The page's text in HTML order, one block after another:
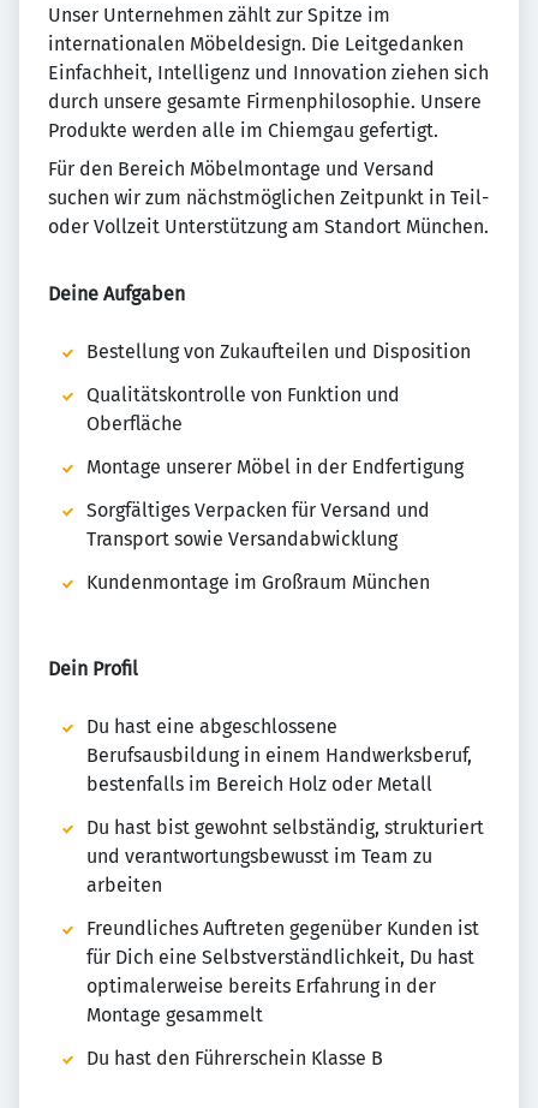
Unser Unternehmen zählt zur Spitze im
internationalen Möbeldesign. Die Leitgedanken
Einfachheit, Intelligenz und Innovation ziehen sich
durch unsere gesamte Firmenphilosophie. Unsere
Produkte werden alle im Chiemgau gefertigt.
Für den Bereich Möbelmontage und Versand
suchen wir zum nächstmöglichen Zeitpunkt in Teil-
oder Vollzeit Unterstützung am Standort München.
Deine Aufgaben
Bestellung von Zukaufteilen und Disposition
Qualitätskontrolle von Funktion und
Oberfläche
Montage unserer Möbel in der Endfertigung
Sorgfältiges Verpacken für Versand und
Transport sowie Versandabwicklung
Kundenmontage im Großraum München
Dein Profil
Du hast eine abgeschlossene
Berufsausbildung in einem Handwerksberuf,
bestenfalls im Bereich Holz oder Metall
Du hast bist gewohnt selbständig, strukturiert
und verantwortungsbewusst im Team zu
arbeiten
Freundliches Auftreten gegenüber Kunden ist
für Dich eine Selbstverständlichkeit, Du hast
optimalerweise bereits Erfahrung in der
Montage gesammelt
Du hast den Führerschein Klasse B